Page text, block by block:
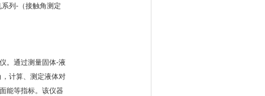
列-（接触角测定
。通过测量固体-液
计算、测定液体对
能等指标。该仪器